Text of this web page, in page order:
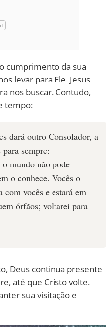
cumprimento da sua
levar para Ele. Jesus
nos buscar. Contudo,
tempo:
dará outro Consolador, a
sempre:
mundo não pode
o conhece. Vocês o
com vocês e estará em
órfãos; voltarei para
Deus continua presente
até que Cristo volte.
sua visitação e